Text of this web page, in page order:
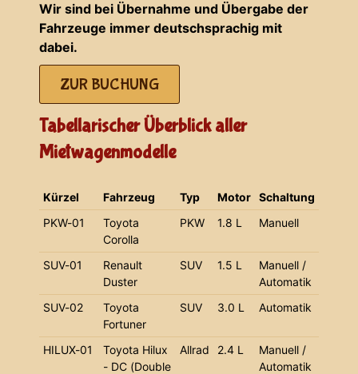
Wir sind bei Übernahme und Übergabe der
Fahrzeuge immer deutschsprachig mit
dabei.
ZUR BUCHUNG
Tabellarischer Überblick aller
Mietwagenmodelle
Kürzel Fahrzeug Typ Motor Schaltung
PKW-01
Toyota
Corolla
PKW 1.8 L Manuell
SUV-01
Renault
Duster
SUV 1.5 L
Manuell /
Automatik
SUV-02
Toyota
Fortuner
SUV 3.0 L Automatik
HILUX-01
Toyota Hilux
- DC (Double
Allrad 2.4 L
Manuell /
Automatik